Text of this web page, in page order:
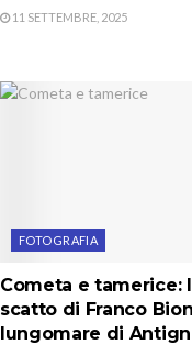
11 SETTEMBRE, 2025
FOTOGRAFIA
Cometa e tamerice:
scatto di Franco
lungomare di